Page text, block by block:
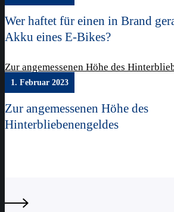
Wer haftet für einen in Brand
Akku eines E-Bikes?
Zur angemessenen Höhe des
1. Februar 2023
Zur angemessenen Höhe des
Hinterbliebenengeldes